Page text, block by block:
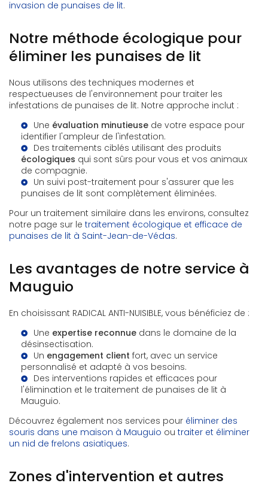
invasion de punaises de lit.
Notre méthode écologique pour
éliminer les punaises de lit
Nous utilisons des techniques modernes et
respectueuses de l'environnement pour traiter les
infestations de punaises de lit. Notre approche inclut :
Une évaluation minutieuse de votre espace pour
identifier l'ampleur de l'infestation.
Des traitements ciblés utilisant des produits
écologiques qui sont sûrs pour vous et vos animaux
de compagnie.
Un suivi post-traitement pour s'assurer que les
punaises de lit sont complètement éliminées.
Pour un traitement similaire dans les environs, consultez
notre page sur le traitement écologique et efficace de
punaises de lit à Saint-Jean-de-Védas.
Les avantages de notre service à
Mauguio
En choisissant RADICAL ANTI-NUISIBLE, vous bénéficiez de :
Une expertise reconnue dans le domaine de la
désinsectisation.
Un engagement client fort, avec un service
personnalisé et adapté à vos besoins.
Des interventions rapides et efficaces pour
l'élimination et le traitement de punaises de lit à
Mauguio.
Découvrez également nos services pour éliminer des
souris dans une maison à Mauguio ou traiter et éliminer
un nid de frelons asiatiques.
Zones d'intervention et autres